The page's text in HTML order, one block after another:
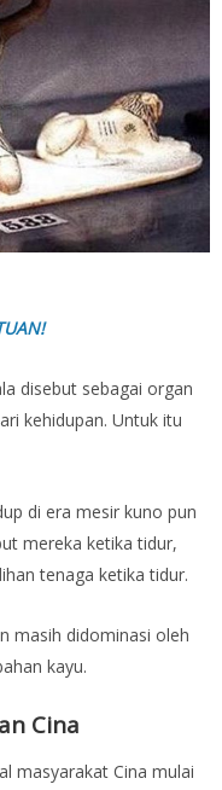
disebut sebagai organ
kehidupan. Untuk itu
di era mesir kuno pun
mereka ketika tidur,
tenaga ketika tidur.
masih didominasi oleh
kayu.
Cina
masyarakat Cina mulai